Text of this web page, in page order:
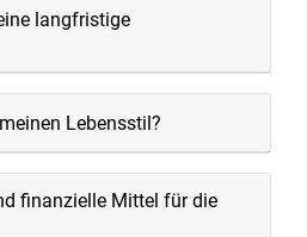
langfristige
Lebensstil?
finanzielle Mittel für die